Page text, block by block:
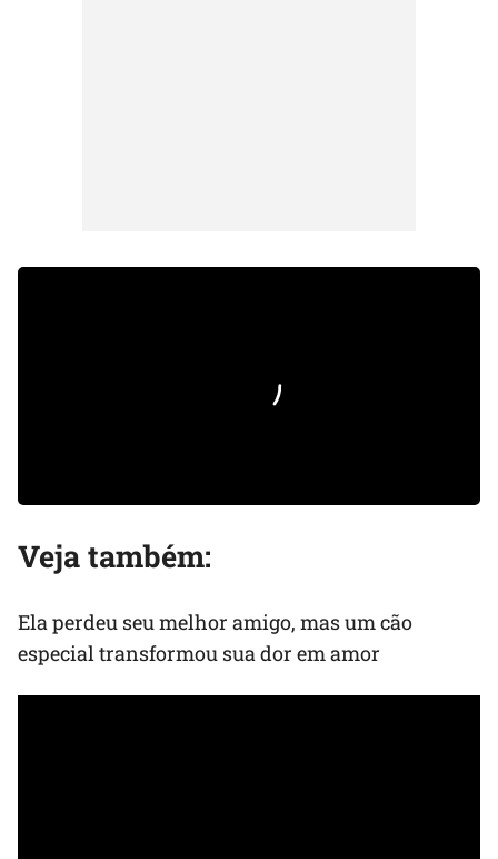
Veja também:
Ela perdeu seu melhor amigo, mas um cão
especial transformou sua dor em amor